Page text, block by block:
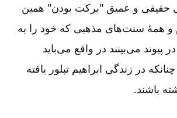
حقیقی و عمیق "برکت بودن" همین
همۀ سنت‌های مذهبی که خود را به
پیوند می‌بینند در واقع می‌باید
در زندگی ابراهیم تبلور یافته
باشند.